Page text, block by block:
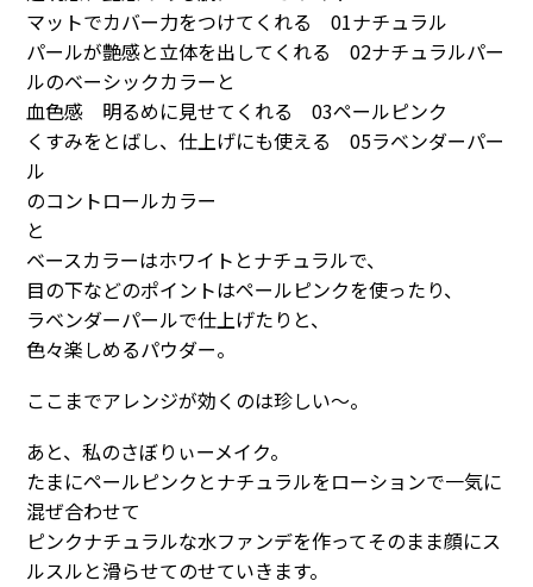
マットでカバー力をつけてくれる 01ナチュラル
パールが艶感と立体を出してくれる 02ナチュラルパー
ルのベーシックカラーと
血色感 明るめに見せてくれる 03ペールピンク
くすみをとばし、仕上げにも使える 05ラベンダーパー
ル
のコントロールカラー
と
ベースカラーはホワイトとナチュラルで、
目の下などのポイントはペールピンクを使ったり、
ラベンダーパールで仕上げたりと、
色々楽しめるパウダー。
ここまでアレンジが効くのは珍しい〜。
あと、私のさぼりぃーメイク。
たまにペールピンクとナチュラルをローションで一気に
混ぜ合わせて
ピンクナチュラルな水ファンデを作ってそのまま顔にス
ルスルと滑らせてのせていきます。